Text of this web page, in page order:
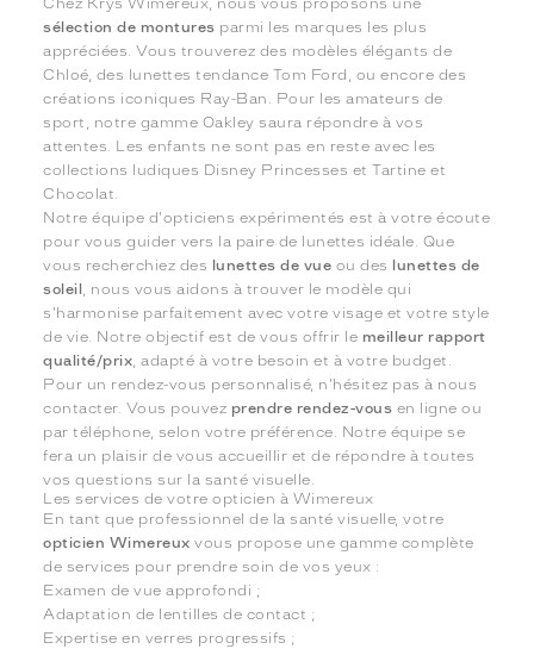
Chez Krys Wimereux, nous vous proposons une
sélection de montures parmi les marques les plus
appréciées. Vous trouverez des modèles élégants de
Chloé, des lunettes tendance Tom Ford, ou encore des
créations iconiques Ray-Ban. Pour les amateurs de
sport, notre gamme Oakley saura répondre à vos
attentes. Les enfants ne sont pas en reste avec les
collections ludiques Disney Princesses et Tartine et
Chocolat.
Notre équipe d'opticiens expérimentés est à votre écoute
pour vous guider vers la paire de lunettes idéale. Que
vous recherchiez des lunettes de vue ou des
lunettes de
soleil , nous vous aidons à trouver le modèle qui
s'harmonise parfaitement avec votre visage et votre style
de vie. Notre objectif est de vous offrir le meilleur rapport
qualité/prix, adapté à votre besoin et à votre budget.
Pour un rendez-vous personnalisé, n'hésitez pas à nous
contacter. Vous pouvez prendre rendez-vous en ligne ou
par téléphone, selon votre préférence. Notre équipe se
fera un plaisir de vous accueillir et de répondre à toutes
vos questions sur la santé visuelle.
Les services de votre opticien à Wimereux
En tant que professionnel de la santé visuelle, votre
opticien Wimereux vous propose une gamme complète
de services pour prendre soin de vos yeux :
Examen de vue approfondi ;
Adaptation de lentilles de contact ;
Expertise en verres progressifs ;